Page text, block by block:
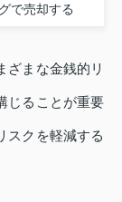
で売却する
ざまな金銭的リ
じることが重要
スクを軽減する